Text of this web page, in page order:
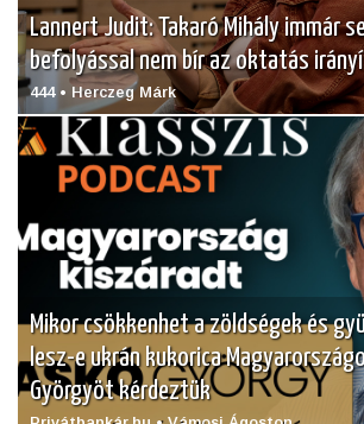
Lannert Judit: Takaró Mihály immár
befolyással nem bír az oktatás
444 • Herczeg Márk
Mikor csökkenhet a zöldségek és
lesz-e ukrán kukorica
Györgyöt kérdeztük